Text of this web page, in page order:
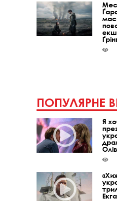
ПОПУЛЯРНЕ
Я